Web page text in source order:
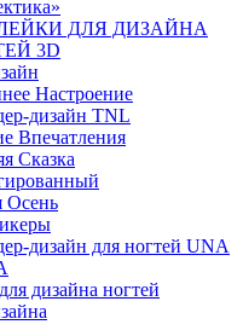
ДЛЯ ДИЗАЙНА
3D
Настроение
дизайн TNL
Впечатления
Сказка
Осень
дизайн для ногтей UNA
дизайна ногтей